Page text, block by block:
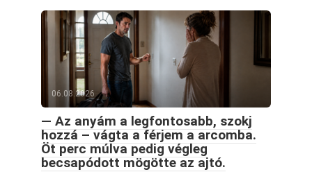
06.08.2026
— Az anyám a legfontosabb, szokj
hozzá – vágta a férjem a arcomba.
Öt perc múlva pedig végleg
becsapódott mögötte az ajtó.